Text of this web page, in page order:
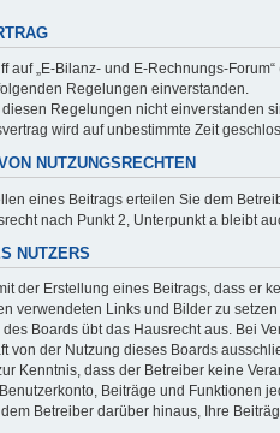
auf „E-Bilanz- und E-Rechnungs-
Regelungen einverstanden.
Regelungen nicht einverstanden
wird auf unbestimmte Zeit
NUTZUNGSRECHTEN
eines Beitrags erteilen Sie dem
nach Punkt 2, Unterpunkt a bleibt
NUTZERS
der Erstellung eines Beitrags, dass er
verwendeten Links und Bilder zu
des Boards übt das Hausrecht aus. Bei
von der Nutzung dieses Boards
Kenntnis, dass der Betreiber keine
Beiträge und Funktionen
Betreiber darüber hinaus, Ihre